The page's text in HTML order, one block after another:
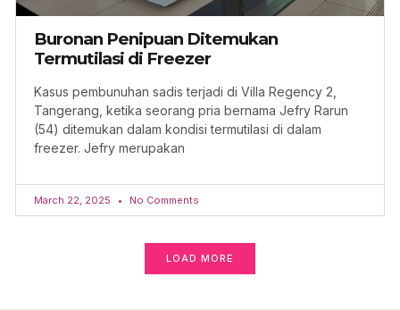
Buronan Penipuan Ditemukan
Termutilasi di Freezer
Kasus pembunuhan sadis terjadi di Villa Regency 2,
Tangerang, ketika seorang pria bernama Jefry Rarun
(54) ditemukan dalam kondisi termutilasi di dalam
freezer. Jefry merupakan
March 22, 2025 No Comments
LOAD MORE